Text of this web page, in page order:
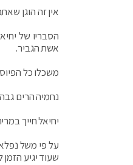
אין זה הוגן
הסבריו של
אשת הגביר.
משכלו כל
נחמיה הרים
יחיאל חייך
על פי משל
שעוד יגיע